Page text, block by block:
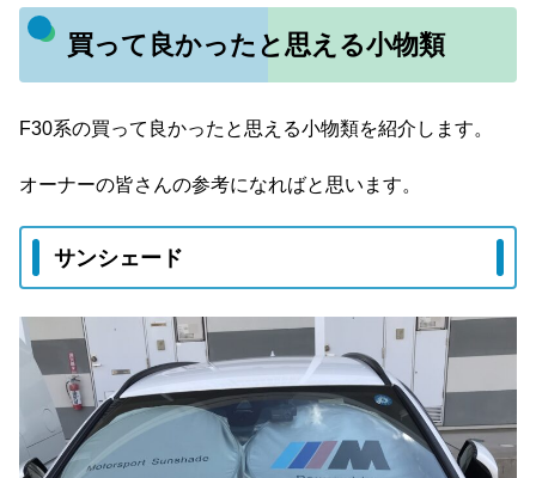
買って良かったと思える小物類
F30系の買って良かったと思える小物類を紹介します。
オーナーの皆さんの参考になればと思います。
サンシェード